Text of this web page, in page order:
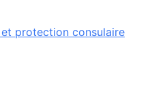
protection consulaire